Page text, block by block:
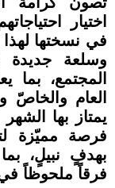
اختيار
وسلعة جديدة
المجتمع، بما
العام والخاصّ
يمتاز بها
فرصة مميّزة
بهدفٍ نبيلٍ،
فرقاً ملحوظاً